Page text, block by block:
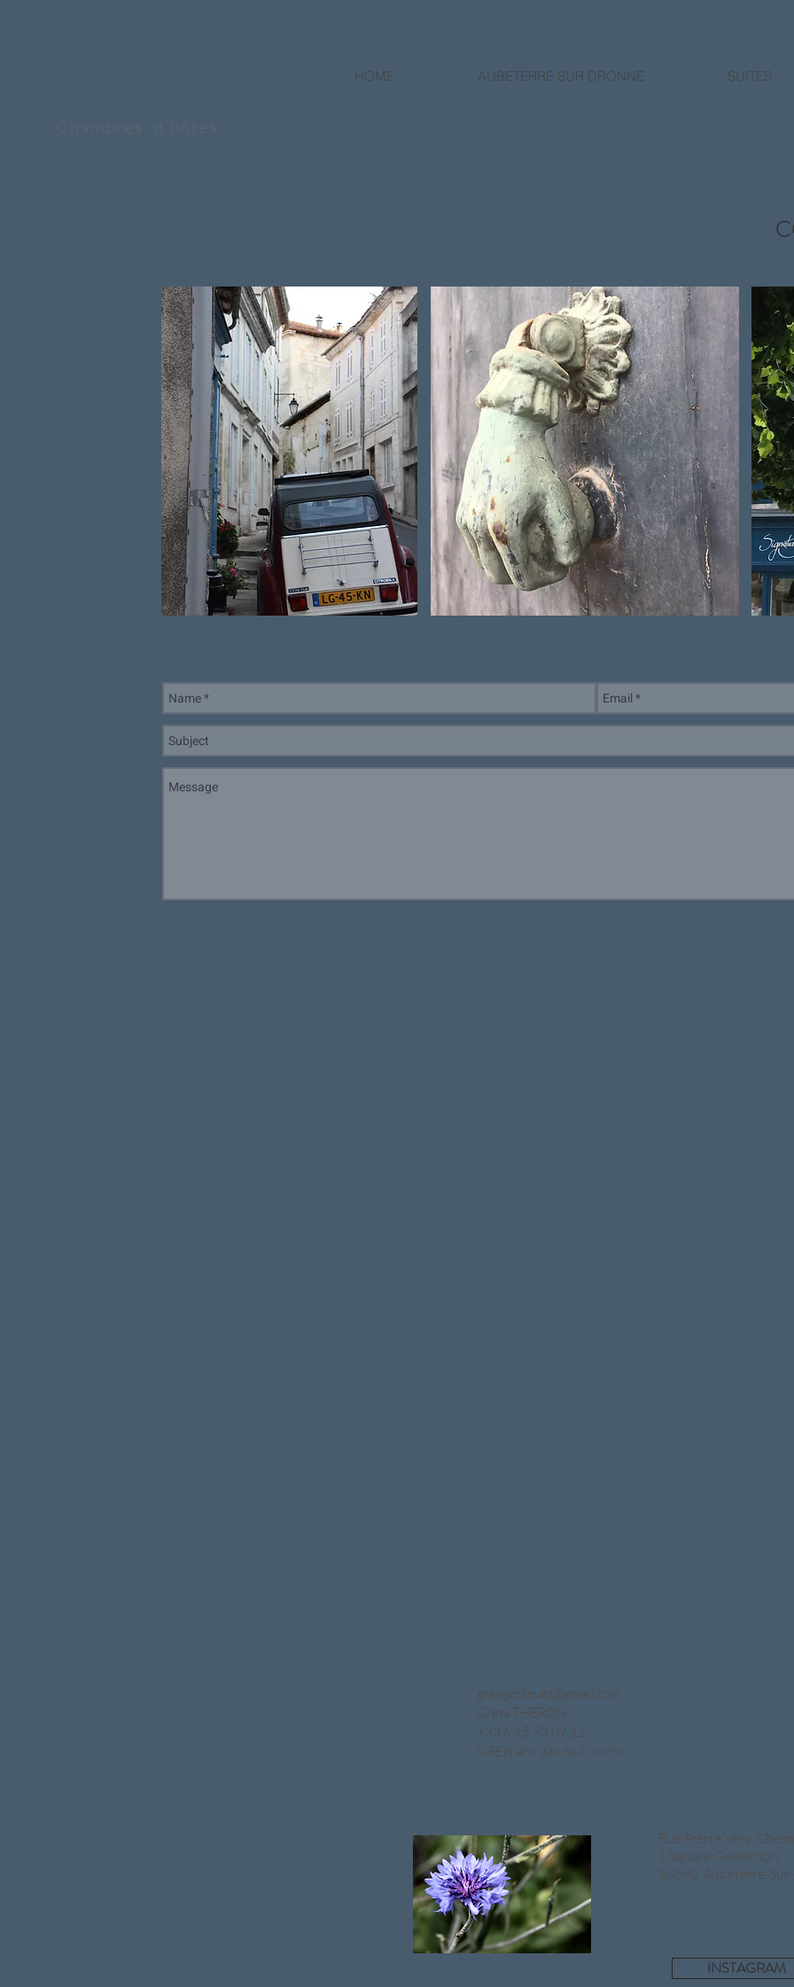
HOME AUBETERRE SUR DRONNE SUITES
Chambres d'hôtes
grangebleuet@gmail.com
Greta THERON
+33 6 15 73 09 12
SIREN:851 939 587 00016
Rue Pierre Véry,
1 Square Gaillardon,
16390, Aubeterre-
INSTAGRAM